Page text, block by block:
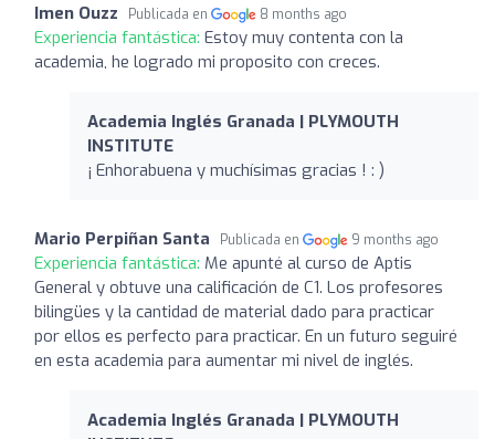
Imen Ouzz Publicada en 8 months ago
Experiencia fantástica: Estoy muy contenta con la
academia, he logrado mi proposito con creces.
Academia Inglés Granada | PLYMOUTH
INSTITUTE
¡ Enhorabuena y muchísimas gracias ! : )
Mario Perpiñan Santa Publicada en 9 months ago
Experiencia fantástica: Me apunté al curso de Aptis
General y obtuve una calificación de C1. Los profesores
bilingües y la cantidad de material dado para practicar
por ellos es perfecto para practicar. En un futuro seguiré
en esta academia para aumentar mi nivel de inglés.
Academia Inglés Granada | PLYMOUTH